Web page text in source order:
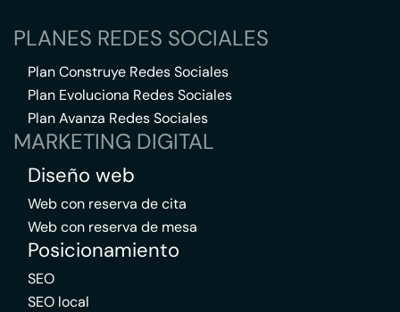
PLANES REDES SOCIALES
Plan Construye Redes Sociales
Plan Evoluciona Redes Sociales
Plan Avanza Redes Sociales
MARKETING DIGITAL
Diseño web
Web con reserva de cita
Web con reserva de mesa
Posicionamiento
SEO
SEO local